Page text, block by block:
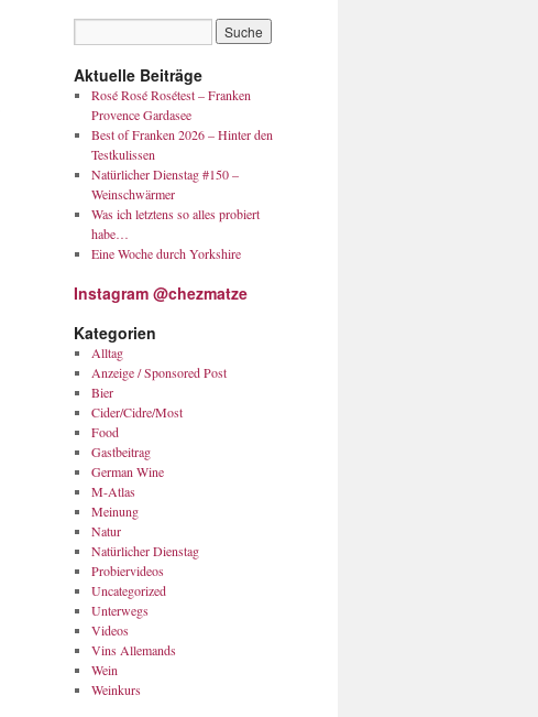
Aktuelle Beiträge
Rosé Rosé Rosétest – Franken
Provence Gardasee
Best of Franken 2026 – Hinter den
Testkulissen
Natürlicher Dienstag #150 –
Weinschwärmer
Was ich letztens so alles probiert
habe…
Eine Woche durch Yorkshire
Instagram @chezmatze
Kategorien
Alltag
Anzeige / Sponsored Post
Bier
Cider/Cidre/Most
Food
Gastbeitrag
German Wine
M-Atlas
Meinung
Natur
Natürlicher Dienstag
Probiervideos
Uncategorized
Unterwegs
Videos
Vins Allemands
Wein
Weinkurs